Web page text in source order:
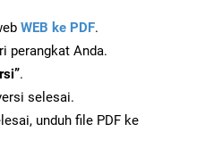
WEB ke PDF.
perangkat Anda.
.
selesai.
unduh file PDF ke